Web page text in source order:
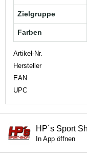
Zielgruppe
Farben
Artikel-Nr.
Hersteller
EAN
UPC
HP´s Sport
In App öffnen